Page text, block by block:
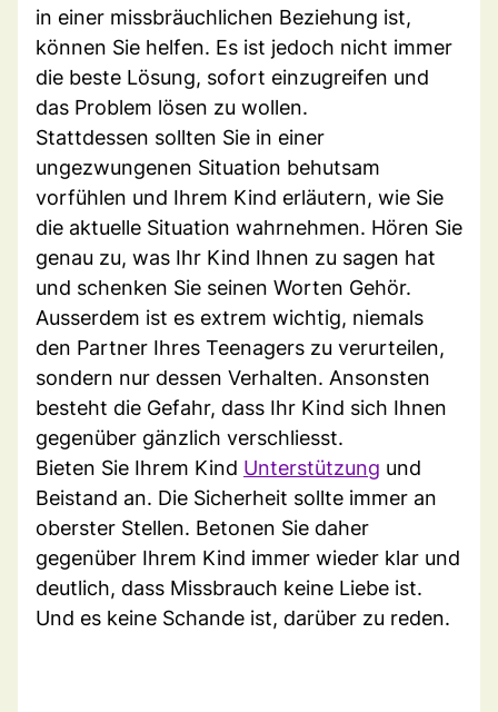
in einer missbräuchlichen Beziehung ist,
können Sie helfen. Es ist jedoch nicht immer
die beste Lösung, sofort einzugreifen und
das Problem lösen zu wollen.
Stattdessen sollten Sie in einer
ungezwungenen Situation behutsam
vorfühlen und Ihrem Kind erläutern, wie Sie
die aktuelle Situation wahrnehmen. Hören Sie
genau zu, was Ihr Kind Ihnen zu sagen hat
und schenken Sie seinen Worten Gehör.
Ausserdem ist es extrem wichtig, niemals
den Partner Ihres Teenagers zu verurteilen,
sondern nur dessen Verhalten. Ansonsten
besteht die Gefahr, dass Ihr Kind sich Ihnen
gegenüber gänzlich verschliesst.
Bieten Sie Ihrem Kind Unterstützung und
Beistand an. Die Sicherheit sollte immer an
oberster Stellen. Betonen Sie daher
gegenüber Ihrem Kind immer wieder klar und
deutlich, dass Missbrauch keine Liebe ist.
Und es keine Schande ist, darüber zu reden.